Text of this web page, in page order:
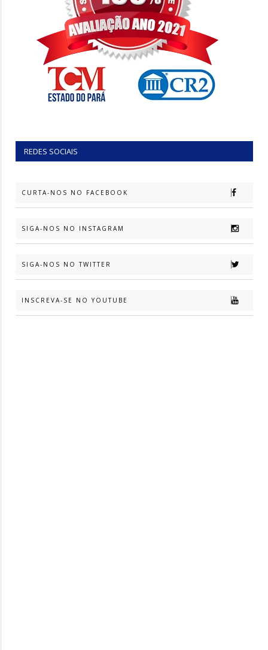
REDES SOCIAIS
CURTA-NOS NO FACEBOOK
SIGA-NOS NO INSTAGRAM
SIGA-NOS NO TWITTER
INSCREVA-SE NO YOUTUBE